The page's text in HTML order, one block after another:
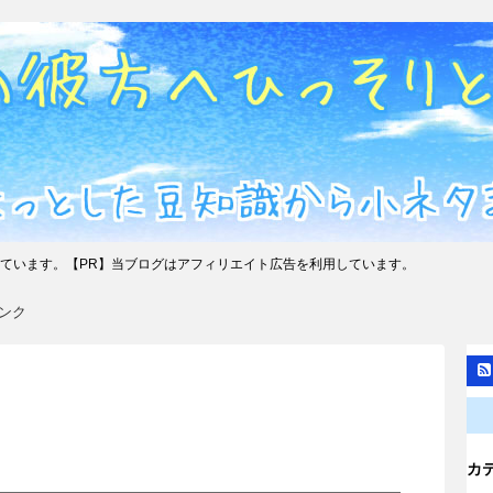
います。【PR】当ブログはアフィリエイト広告を利用しています。
ク
カ